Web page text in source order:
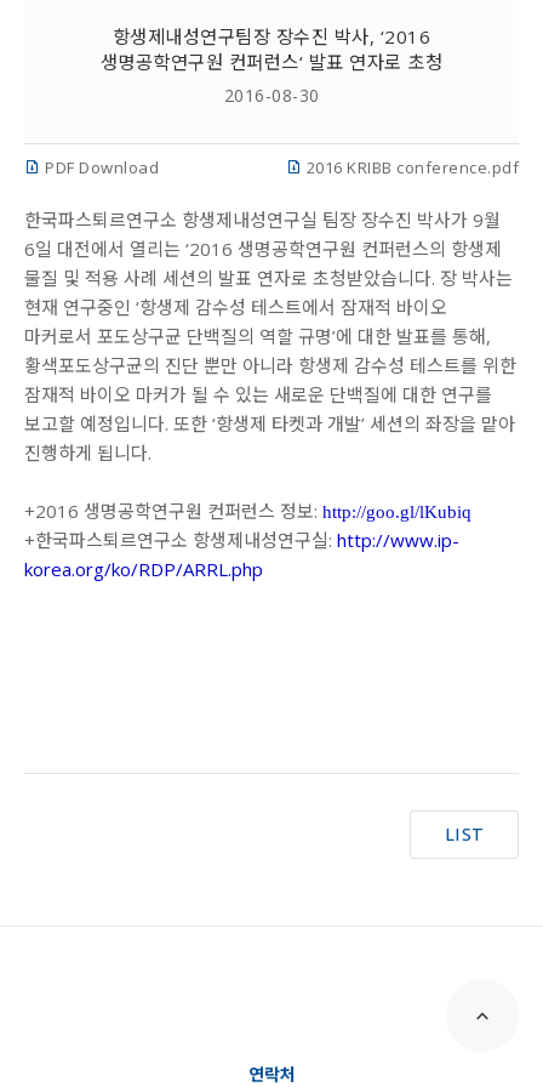
항생제내성연구팀장 장수진 박사, ‘2016
생명공학연구원 컨퍼런스‘ 발표 연자로 초청
2016-08-30
PDF Download 2016 KRIBB conference.pdf
한국파스퇴르연구소 항생제내성연구실 팀장 장수진 박사가 9월
6일 대전에서 열리는 ‘2016 생명공학연구원 컨퍼런스의 항생제
물질 및 적용 사례 세션의 발표 연자로 초청받았습니다. 장 박사는
현재 연구중인 ‘항생제 감수성 테스트에서 잠재적 바이오
마커로서 포도상구균 단백질의 역할 규명’에 대한 발표를 통해,
황색포도상구균의 진단 뿐만 아니라 항생제 감수성 테스트를 위한
잠재적 바이오 마커가 될 수 있는 새로운 단백질에 대한 연구를
보고할 예정입니다. 또한 ‘항생제 타켓과 개발’ 세션의 좌장을 맡아
진행하게 됩니다.
+2016 생명공학연구원 컨퍼런스 정보: http://goo.gl/lKubiq
+한국파스퇴르연구소 항생제내성연구실: http://www.ip-
korea.org/ko/RDP/ARRL.php
LIST
연락처